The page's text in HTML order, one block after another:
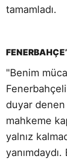
tamamladı.
"Benim
duyar
mahkeme
yalnız